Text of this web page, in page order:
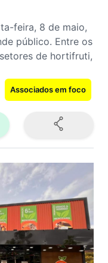
feira, 8 de maio,
público. Entre os
de hortifruti,
Associados em foco